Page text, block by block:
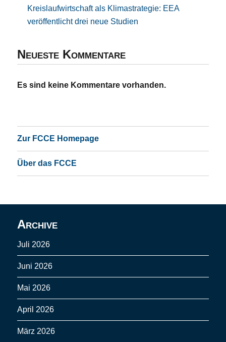
Kreislaufwirtschaft als Klimastrategie: EEA
veröffentlicht drei neue Studien
Neueste Kommentare
Es sind keine Kommentare vorhanden.
Zur FCCE Homepage
Über das FCCE
Archive
Juli 2026
Juni 2026
Mai 2026
April 2026
März 2026